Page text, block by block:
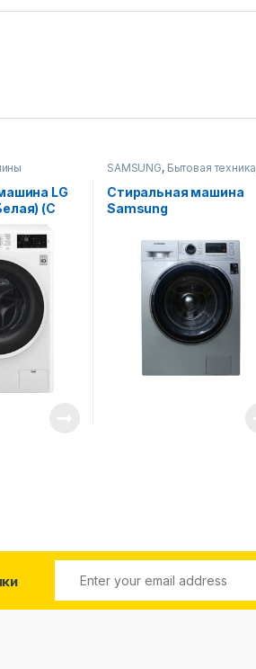
LG
(С
SAMSUNG, Бытовая техника
Стиральная машина
Samsung